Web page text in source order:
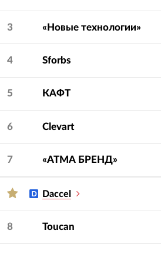
3 «Новые технологии»
4 Sforbs
5 КАФТ
6 Clevart
7 «АТМА БРЕНД»
Daccel
8 Toucan